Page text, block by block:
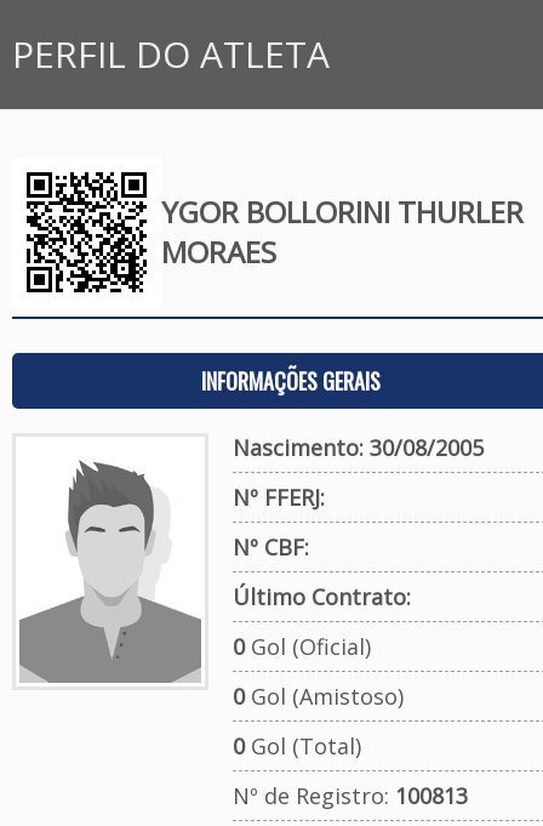
PERFIL DO ATLETA
YGOR BOLLORINI THURLER
MORAES
INFORMAÇÕES GERAIS
Nascimento: 30/08/2005
Nº FFERJ:
Nº CBF:
Último Contrato:
0Gol (Oficial)
0Gol (Amistoso)
0Gol (Total)
Nº de Registro: 100813